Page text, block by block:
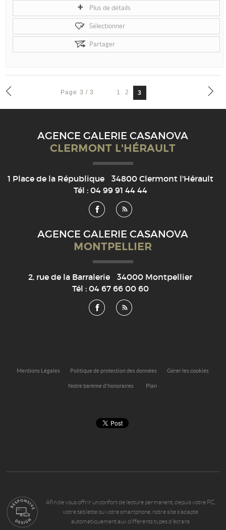
Aux portes de PEZENAS, maison de caractère sur un superbe terrain
CONSTRUCTIBLE et DIVISIBLE de 3300...
Plus de détails
Sélectionner
Partager
Page 3 / 3 1 2 3
AGENCE GALERIE CASANOVA
CLERMONT L'HÉRAULT
1 Place de la République 34800 Clermont l'Hérault
Tél : 04 99 91 44 44
AGENCE GALERIE CASANOVA
MONTPELLIER
2, rue de la Barralerie 34000 Montpellier
Tél : 04 67 66 00 60
Mentions Légales Politique de protection des données Gérer les cookies
Notre barème d'honoraires Plan
Afin de vous offrir un confort de lecture permanent, depuis votre PC,
votre tablette ou votre smartphone, notre site s’adapte
automatiquement aux différents types d'écrans